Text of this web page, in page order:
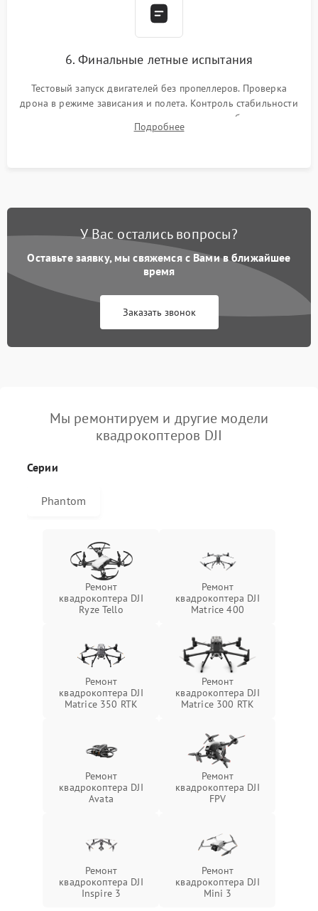
6. Финальные летные испытания
Тестовый запуск двигателей без пропеллеров. Проверка
дрона в режиме зависания и полета. Контроль стабильности
удержания точки, качества передачи видео, работы системы
возврата домой (RTH) и дальности радиосвязи.
Подробнее
У Вас остались вопросы?
Оставьте заявку, мы свяжемся с Вами в ближайшее
время
Заказать звонок
Мы ремонтируем и другие модели
квадрокоптеров DJI
Серии
Phantom
Ремонт
квадрокоптера DJI
Ryze Tello
Ремонт
квадрокоптера DJI
Matrice 400
Ремонт
квадрокоптера DJI
Matrice 350 RTK
Ремонт
квадрокоптера DJI
Matrice 300 RTK
Ремонт
квадрокоптера DJI
Avata
Ремонт
квадрокоптера DJI
FPV
Ремонт
квадрокоптера DJI
Inspire 3
Ремонт
квадрокоптера DJI
Mini 3